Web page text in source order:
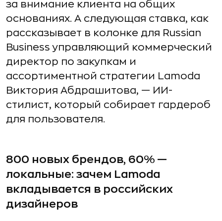
за внимание клиента на общих
основаниях. А следующая ставка, как
рассказывает в колонке для Russian
Business управляющий коммерческий
директор по закупкам и
ассортиментной стратегии Lamoda
Виктория Абдрашитова, — ИИ-
стилист, который собирает гардероб
для пользователя.
800 новых брендов, 60% —
локальные: зачем Lamoda
вкладывается в российских
дизайнеров